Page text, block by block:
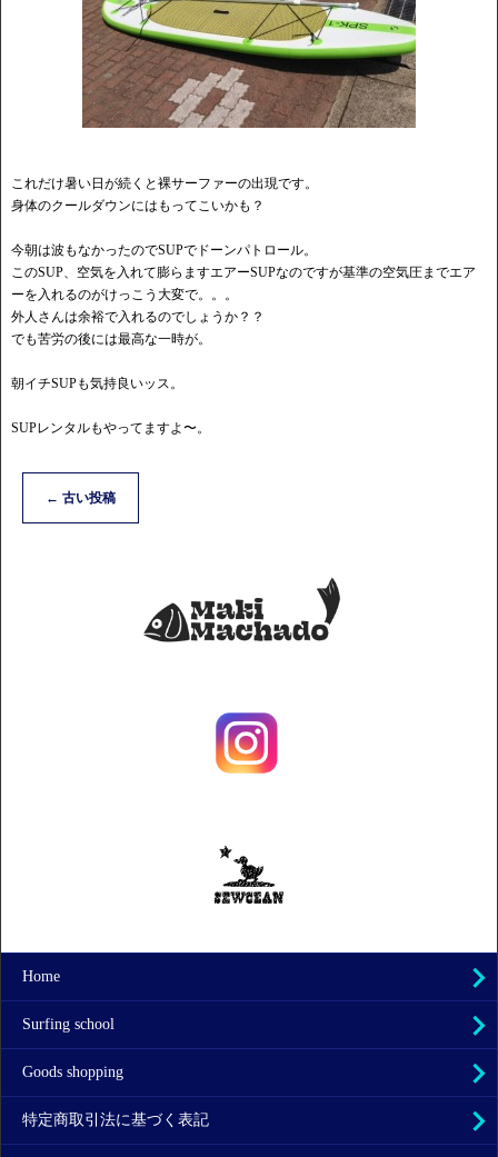
これだけ暑い日が続くと裸サーファーの出現です。
身体のクールダウンにはもってこいかも？
今朝は波もなかったのでSUPでドーンパトロール。
このSUP、空気を入れて膨らますエアーSUPなのですが基準の空気圧までエア
ーを入れるのがけっこう大変で。。。
外人さんは余裕で入れるのでしょうか？？
でも苦労の後には最高な一時が。
朝イチSUPも気持良いッス。
SUPレンタルもやってますよ〜。
← 古い投稿
Home
Surfing school
Goods shopping
特定商取引法に基づく表記